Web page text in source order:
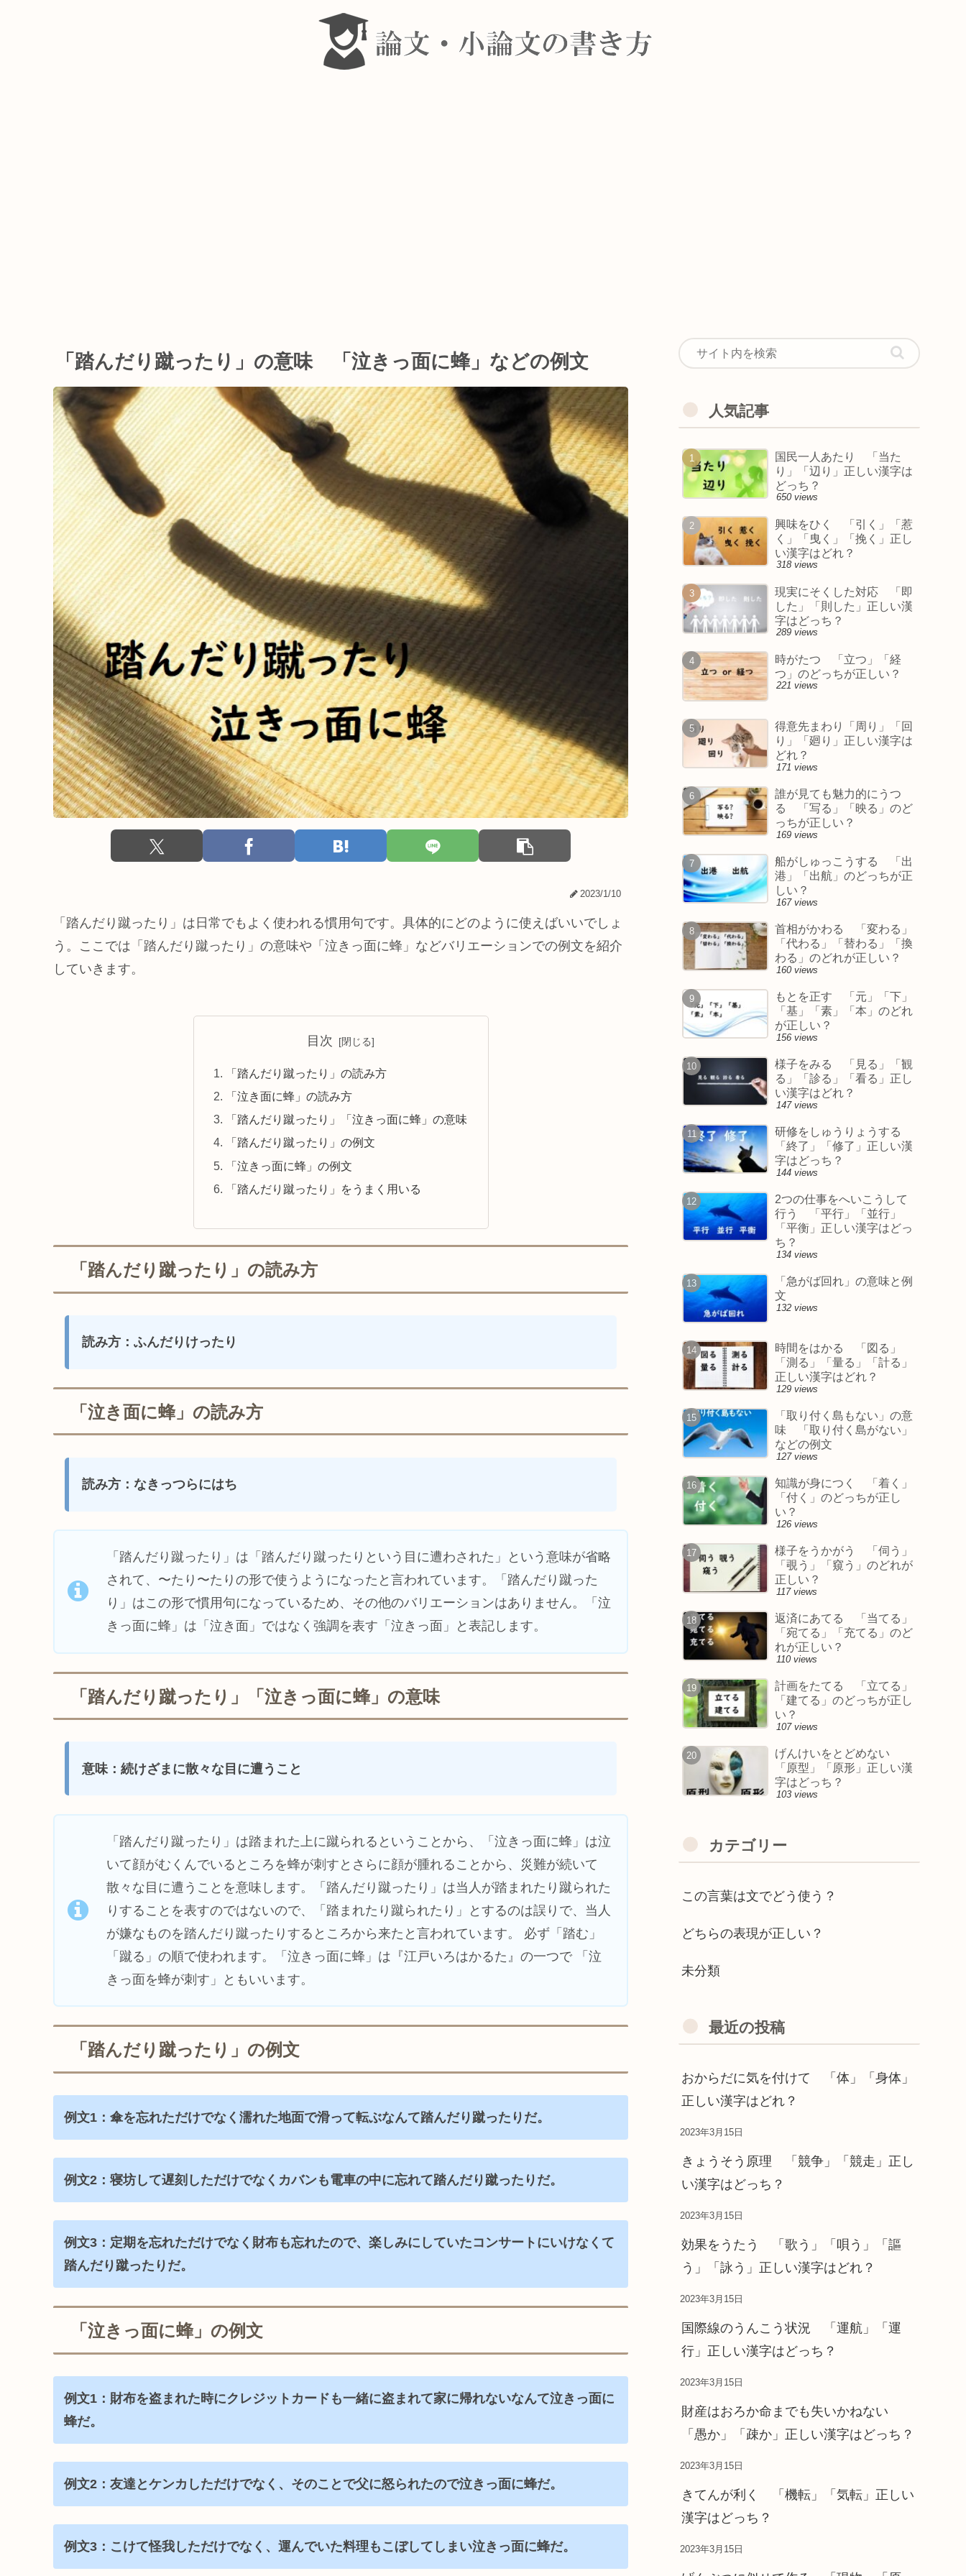
「踏んだり蹴ったり」の意味 「泣きっ面に蜂」などの例文
2023/1/10
「踏んだり蹴ったり」は日常でもよく使われる慣用句です。具体的にどのように使えばいいでしょ
う。ここでは「踏んだり蹴ったり」の意味や「泣きっ面に蜂」などバリエーションでの例文を紹介
していきます。
目次
「踏んだり蹴ったり」の読み方
「泣き面に蜂」の読み方
「踏んだり蹴ったり」「泣きっ面に蜂」の意味
「踏んだり蹴ったり」の例文
「泣きっ面に蜂」の例文
「踏んだり蹴ったり」をうまく用いる
「踏んだり蹴ったり」の読み方
読み方：ふんだりけったり
「泣き面に蜂」の読み方
読み方：なきっつらにはち
「踏んだり蹴ったり」は「踏んだり蹴ったりという目に遭わされた」という意味が省略
されて、〜たり〜たりの形で使うようになったと言われています。「踏んだり蹴った
り」はこの形で慣用句になっているため、その他のバリエーションはありません。「泣
きっ面に蜂」は「泣き面」ではなく強調を表す「泣きっ面」と表記します。
「踏んだり蹴ったり」「泣きっ面に蜂」の意味
意味：続けざまに散々な目に遭うこと
「踏んだり蹴ったり」は踏まれた上に蹴られるということから、「泣きっ面に蜂」は泣
いて顔がむくんでいるところを蜂が刺すとさらに顔が腫れることから、災難が続いて
散々な目に遭うことを意味します。「踏んだり蹴ったり」は当人が踏まれたり蹴られた
りすることを表すのではないので、「踏まれたり蹴られたり」とするのは誤りで、当人
が嫌なものを踏んだり蹴ったりするところから来たと言われています。 必ず「踏む」
「蹴る」の順で使われます。「泣きっ面に蜂」は『江戸いろはかるた』の一つで 「泣
きっ面を蜂が刺す」ともいいます。
「踏んだり蹴ったり」の例文
例文1：傘を忘れただけでなく濡れた地面で滑って転ぶなんて踏んだり蹴ったりだ。
例文2：寝坊して遅刻しただけでなくカバンも電車の中に忘れて踏んだり蹴ったりだ。
例文3：定期を忘れただけでなく財布も忘れたので、楽しみにしていたコンサートにいけなくて
踏んだり蹴ったりだ。
「泣きっ面に蜂」の例文
例文1：財布を盗まれた時にクレジットカードも一緒に盗まれて家に帰れないなんて泣きっ面に
蜂だ。
例文2：友達とケンカしただけでなく、そのことで父に怒られたので泣きっ面に蜂だ。
例文3：こけて怪我しただけでなく、運んでいた料理もこぼしてしまい泣きっ面に蜂だ。
人気記事
国民一人あたり 「当た
り」「辺り」正しい漢字は
どっち？
650 views
興味をひく 「引く」「惹
く」「曳く」「挽く」正し
い漢字はどれ？
318 views
現実にそくした対応 「即
した」「則した」正しい漢
字はどっち？
289 views
時がたつ 「立つ」「経
つ」のどっちが正しい？
221 views
得意先まわり「周り」「回
り」「廻り」正しい漢字は
どれ？
171 views
誰が見ても魅力的にうつ
る 「写る」「映る」のど
っちが正しい？
169 views
船がしゅっこうする 「出
港」「出航」のどっちが正
しい？
167 views
首相がかわる 「変わる」
「代わる」「替わる」「換
わる」のどれが正しい？
160 views
もとを正す 「元」「下」
「基」「素」「本」のどれ
が正しい？
156 views
様子をみる 「見る」「観
る」「診る」「看る」正し
い漢字はどれ？
147 views
研修をしゅうりょうする
「終了」「修了」正しい漢
字はどっち？
144 views
2つの仕事をへいこうして
行う 「平行」「並行」
「平衡」正しい漢字はどっ
ち？
134 views
「急がば回れ」の意味と例
文
132 views
時間をはかる 「図る」
「測る」「量る」「計る」
正しい漢字はどれ？
129 views
「取り付く島もない」の意
味 「取り付く島がない」
などの例文
127 views
知識が身につく 「着く」
「付く」のどっちが正し
い？
126 views
様子をうかがう 「伺う」
「覗う」「窺う」のどれが
正しい？
117 views
返済にあてる 「当てる」
「宛てる」「充てる」のど
れが正しい？
110 views
計画をたてる 「立てる」
「建てる」のどっちが正し
い？
107 views
げんけいをとどめない
「原型」「原形」正しい漢
字はどっち？
103 views
カテゴリー
この言葉は文でどう使う？
どちらの表現が正しい？
未分類
最近の投稿
おからだに気を付けて 「体」「身体」
正しい漢字はどれ？
2023年3月15日
きょうそう原理 「競争」「競走」正し
い漢字はどっち？
2023年3月15日
効果をうたう 「歌う」「唄う」「謳
う」「詠う」正しい漢字はどれ？
2023年3月15日
国際線のうんこう状況 「運航」「運
行」正しい漢字はどっち？
2023年3月15日
財産はおろか命までも失いかねない
「愚か」「疎か」正しい漢字はどっち？
2023年3月15日
きてんが利く 「機転」「気転」正しい
漢字はどっち？
2023年3月15日